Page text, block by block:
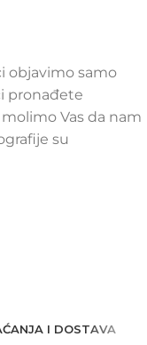
objavimo samo
pronađete
Vas da nam
su
I DOSTAVA